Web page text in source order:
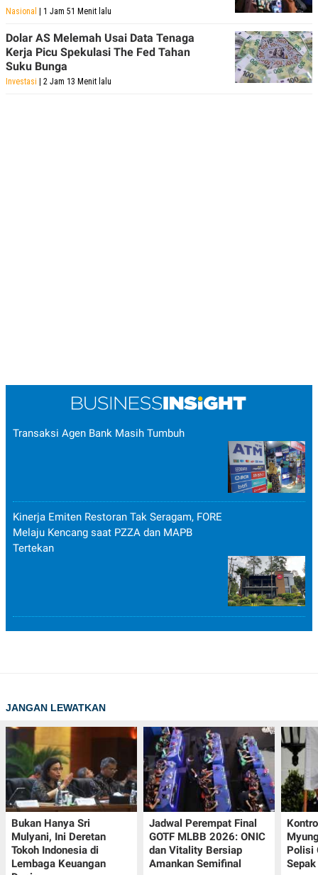
Nasional | 1 Jam 51 Menit lalu
Dolar AS Melemah Usai Data Tenaga
Kerja Picu Spekulasi The Fed Tahan
Suku Bunga
Investasi | 2 Jam 13 Menit lalu
Transaksi Agen Bank Masih Tumbuh
Kinerja Emiten Restoran Tak Seragam, FORE
Melaju Kencang saat PZZA dan MAPB
Tertekan
JANGAN LEWATKAN
Bukan Hanya Sri
Mulyani, Ini Deretan
Tokoh Indonesia di
Lembaga Keuangan
Jadwal Perempat Final
GOTF MLBB 2026: ONIC
dan Vitality Bersiap
Amankan Semifinal
Polisi